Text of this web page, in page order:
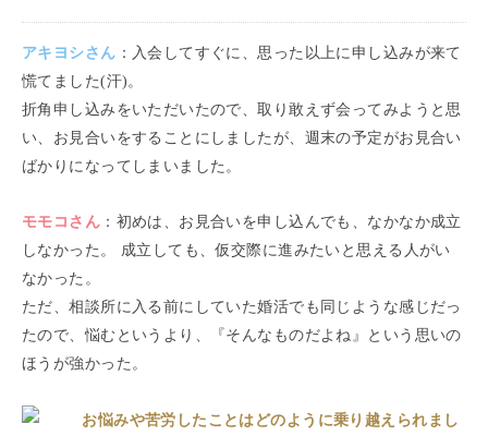
アキヨシ さん ： 入会してすぐに、思った以上に申し込みが来て
慌てました(汗)。
折角申し込みをいただいたので、取り敢えず会ってみようと思
い、お見合いをすることにしましたが、週末の予定がお見合い
ばかりになってしまいました。
モモコ さん ： 初めは、お見合いを申し込んでも、なかなか成立
しなかった。 成立しても、仮交際に進みたいと思える人がい
なかった。
ただ、相談所に入る前にしていた婚活でも同じような感じだっ
たので、悩むというより、『そんなものだよね』という思いの
ほうが強かった。
お悩みや苦労したことはどのように乗り越えられまし